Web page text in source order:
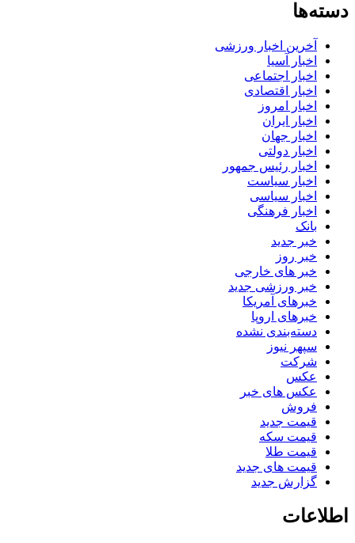
دسته‌ها
آخرین اخبار ورزشی
اخبار آسیا
اخبار اجتماعی
اخبار اقتصادی
اخبار امروز
اخبار ایران
اخبار جهان
اخبار دولتی
اخبار رئیس جمهور
اخبار سیاست
اخبار سیاسی
اخبار فرهنگی
بانک
خبر جدید
خبر روز
خبر های خارجی
خبر ورزشی جدید
خبرهای آمریکا
خبرهای اروپا
دسته‌بندی نشده
سپهر نیوز
شرکت
عکس
عکس های خبر
فروش
قیمت جدید
قیمت سکه
قیمت طلا
قیمت های جدید
گزارش جدید
اطلاعات